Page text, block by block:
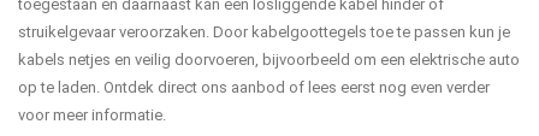
toegestaan en daarnaast kan een losliggende kabel hinder of
struikelgevaar veroorzaken. Door kabelgoottegels toe te passen kun je
kabels netjes en veilig doorvoeren, bijvoorbeeld om een elektrische auto
op te laden. Ontdek direct ons aanbod of lees eerst nog even verder
voor meer informatie.